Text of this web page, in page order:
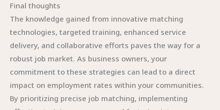
Final thoughts
The knowledge gained from innovative matching
technologies, targeted training, enhanced service
delivery, and collaborative efforts paves the way for a
robust job market. As business owners, your
commitment to these strategies can lead to a direct
impact on employment rates within your communities.
By prioritizing precise job matching, implementing